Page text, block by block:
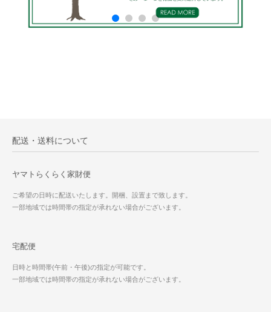
配送・送料について
ヤマトらくらく家財便
ご希望の日時に配送いたします。開梱、設置まで致します。
一部地域では時間帯の指定が承れない場合がございます。
宅配便
日時と時間帯(午前・午後)の指定が可能です。
一部地域では時間帯の指定が承れない場合がございます。